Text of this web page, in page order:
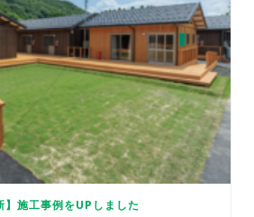
】施工事例をUPしました